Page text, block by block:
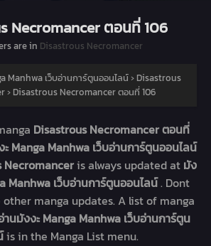
Necromancer ตอนที่ 106
are in Disastrous Necromancer
Manhwa เว็บอ่านการ์ตูนออนไลน์› Disastrous
› Disastrous Necromancer ตอนที่ 106
Disastrous Necromancer ตอนที่
ะ Manga Manhwa เว็บอ่านการ์ตูนออนไลน์
Necromanceris always updated at มัง
Manhwa เว็บอ่านการ์ตูนออนไลน์. Dont
manga updates. A list of manga
านมังงะ Manga Manhwa เว็บอ่านการ์ตูน
is in the Manga List menu.